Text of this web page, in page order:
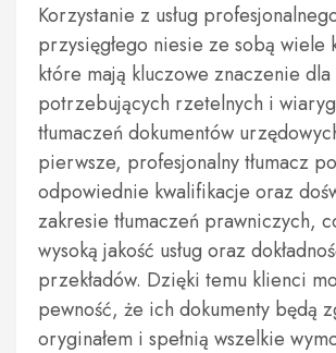
Korzystanie z usług
przysięgłego niesie ze sobą wiele
które mają kluczowe znaczenie dla
potrzebujących rzetelnych i
tłumaczeń dokumentów
pierwsze, profesjonalny tłumacz
odpowiednie kwalifikacje oraz
zakresie tłumaczeń prawniczych,
wysoką jakość usług oraz
przekładów. Dzięki temu klienci
pewność, że ich dokumenty będą
oryginałem i spełnią wszelkie